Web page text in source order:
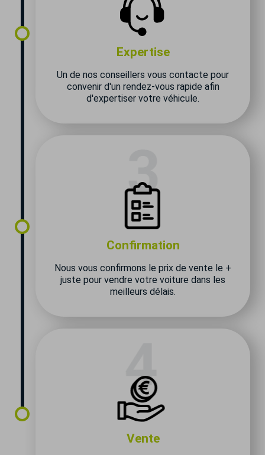
Expertise
Un de nos conseillers vous contacte pour
convenir d'un rendez-vous rapide afin
d'expertiser votre véhicule.
Confirmation
Nous vous confirmons le prix de vente le +
juste pour vendre votre voiture dans les
meilleurs délais.
Vente